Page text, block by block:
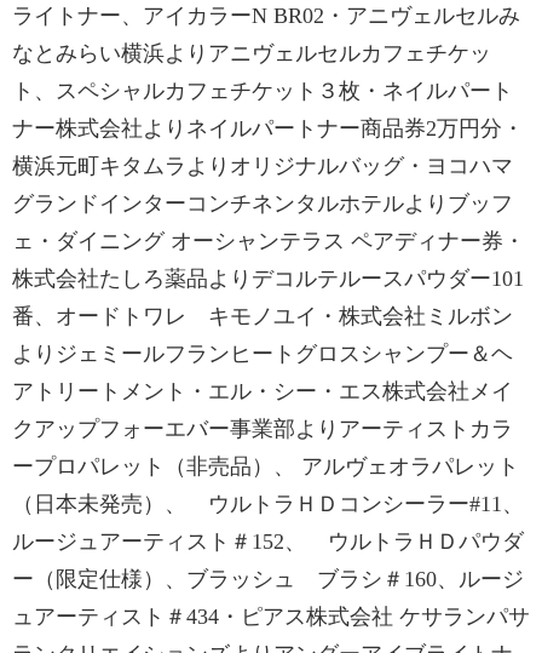
ライトナー、アイカラーN BR02・アニヴェルセルみ
なとみらい横浜よりアニヴェルセルカフェチケッ
ト、スペシャルカフェチケット３枚・ネイルパート
ナー株式会社よりネイルパートナー商品券2万円分・
横浜元町キタムラよりオリジナルバッグ・ヨコハマ
グランドインターコンチネンタルホテルよりブッフ
ェ・ダイニング オーシャンテラス ペアディナー券・
株式会社たしろ薬品よりデコルテルースパウダー101
番、オードトワレ キモノユイ・株式会社ミルボン
よりジェミールフランヒートグロスシャンプー＆ヘ
アトリートメント・エル・シー・エス株式会社メイ
クアップフォーエバー事業部よりアーティストカラ
ープロパレット（非売品）、 アルヴェオラパレット
（日本未発売）、 ウルトラＨＤコンシーラー#11、
ルージュアーティスト＃152、 ウルトラＨＤパウダ
ー（限定仕様）、ブラッシュ ブラシ＃160、ルージ
ュアーティスト＃434・ピアス株式会社 ケサランパサ